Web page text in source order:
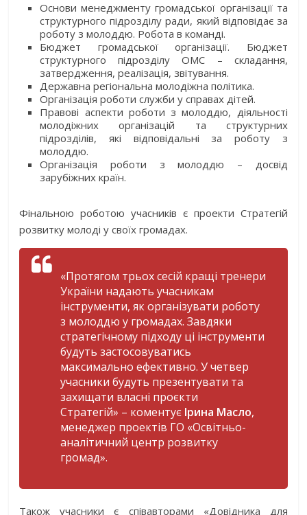
Основи менеджменту громадської організації та
структурного підрозділу ради, який відповідає за
роботу з молоддю. Робота в команді.
Бюджет громадської організації. Бюджет
структурного підрозділу ОМС – складання,
затвердження, реалізація, звітування.
Державна регіональна молодіжна політика.
Організація роботи служби у справах дітей.
Правові аспекти роботи з молоддю, діяльності
молодіжних організацій та структурних
підрозділів, які відповідальні за роботу з
молоддю.
Організація роботи з молоддю – досвід
зарубіжних країн.
Фінальною роботою учасників є проекти Стратегій
розвитку молоді у своїх громадах.
«Протягом трьох сесій кращі тренери
України надають учасникам
інструменти, як організувати роботу
з молоддю у громадах. Завдяки
стратегічному підходу ці інструменти
будуть застосовуватись
максимально ефективно. У четвер
учасники будуть презентувати та
захищати власні проєкти
Стратегій» – коментує Ірина Масло,
менеджер проектів ГО «Освітньо-
аналітичний центр розвитку
громад».
Також учасники є співавторами «Довідника для